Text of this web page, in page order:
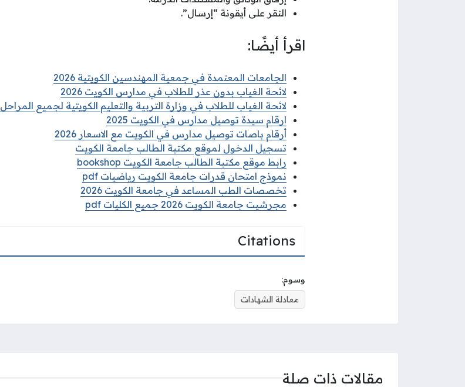
النقر على أيقونة “إرسال”.
اقرأ أيضًا:
الجامعات المعتمدة في جمعية المهندسين الكويتية 2026
لائحة الغياب بدون عذر للطلاب في مدارس الكويت 2026
لائحة الغياب للطلاب في وزارة التربية والتعليم الكويتية لجميع المراحل 2026
ارقام سيدة توصيل مدارس في الكويت 2025
أرقام باصات توصيل مدارس في الكويت مع الاسعار 2026
تسجيل الدخول لموقع مكتبة الطالب جامعة الكويت
رابط موقع مكتبة الطالب جامعة الكويت bookshop
نموذج امتحان قدرات جامعة الكويت رياضيات pdf
تخصصات الطب المساعد في جامعة الكويت 2026
مجرشيت جامعة الكويت 2026 جميع الكليات pdf
Citations
وسوم:
معادلة الشهادات
مقالات ذات صلة